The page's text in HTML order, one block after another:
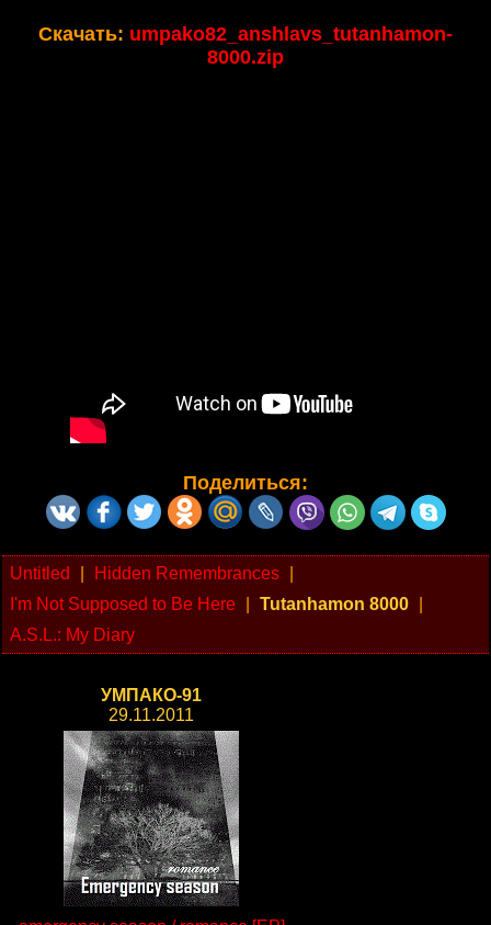
Скачать: umpako82_anshlavs_tutanhamon-
8000.zip
Поделиться:
Untitled Hidden Remembrances
I'm Not Supposed to Be Here
Tutanhamon 8000
A.S.L.: My Diary
УМПАКО-91
29.11.2011